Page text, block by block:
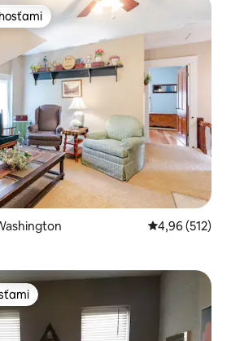
hosťami
Priemerné
4,96 (512)